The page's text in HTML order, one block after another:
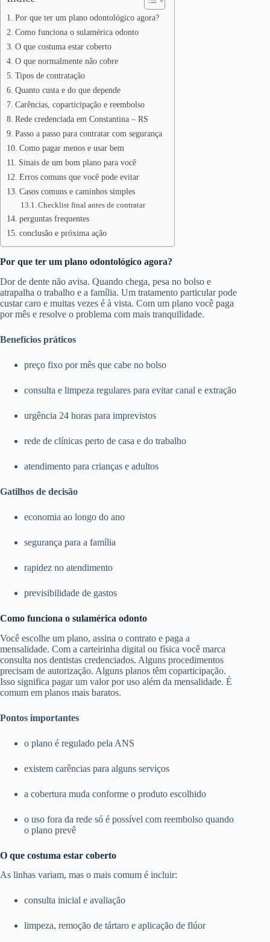
Por que ter um plano odontológico agora?
Como funciona o sulamérica odonto
O que costuma estar coberto
O que normalmente não cobre
Tipos de contratação
Quanto custa e do que depende
Carências, coparticipação e reembolso
Rede credenciada em Constantina – RS
Passo a passo para contratar com segurança
Como pagar menos e usar bem
Sinais de um bom plano para você
Erros comuns que você pode evitar
Casos comuns e caminhos simples
Checklist final antes de contratar
perguntas frequentes
conclusão e próxima ação
Por que ter um plano odontológico agora?
Dor de dente não avisa. Quando chega, pesa no bolso e
atrapalha o trabalho e a família. Um tratamento particular pode
custar caro e muitas vezes é à vista. Com um plano você paga
por mês e resolve o problema com mais tranquilidade.
Benefícios práticos
preço fixo por mês que cabe no bolso
consulta e limpeza regulares para evitar canal e extração
urgência 24 horas para imprevistos
rede de clínicas perto de casa e do trabalho
atendimento para crianças e adultos
Gatilhos de decisão
economia ao longo do ano
segurança para a família
rapidez no atendimento
previsibilidade de gastos
Como funciona o sulamérica odonto
Você escolhe um plano, assina o contrato e paga a
mensalidade. Com a carteirinha digital ou física você marca
consulta nos dentistas credenciados. Alguns procedimentos
precisam de autorização. Alguns planos têm coparticipação.
Isso significa pagar um valor por uso além da mensalidade. É
comum em planos mais baratos.
Pontos importantes
o plano é regulado pela ANS
existem carências para alguns serviços
a cobertura muda conforme o produto escolhido
o uso fora da rede só é possível com reembolso quando
o plano prevê
O que costuma estar coberto
As linhas variam, mas o mais comum é incluir:
consulta inicial e avaliação
limpeza, remoção de tártaro e aplicação de flúor